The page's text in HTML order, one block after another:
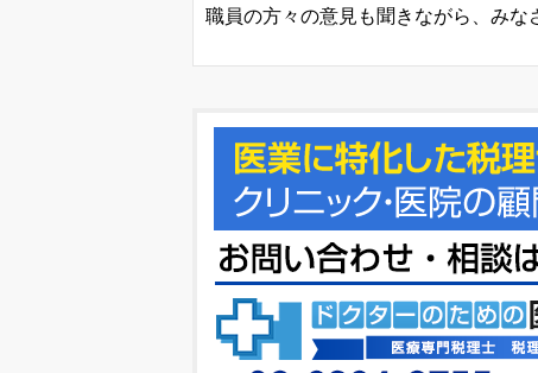
職員の方々の意見も聞きながら、みな